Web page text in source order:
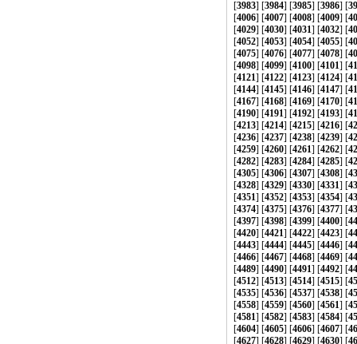
[3983] [3984] [3985] [3986] [
[4006] [4007] [4008] [4009] [
[4029] [4030] [4031] [4032] [
[4052] [4053] [4054] [4055] [
[4075] [4076] [4077] [4078] [
[4098] [4099] [4100] [4101] [
[4121] [4122] [4123] [4124] [
[4144] [4145] [4146] [4147] [
[4167] [4168] [4169] [4170] [
[4190] [4191] [4192] [4193] [
[4213] [4214] [4215] [4216] [
[4236] [4237] [4238] [4239] [
[4259] [4260] [4261] [4262] [
[4282] [4283] [4284] [4285] [
[4305] [4306] [4307] [4308] [
[4328] [4329] [4330] [4331] [
[4351] [4352] [4353] [4354] [
[4374] [4375] [4376] [4377] [
[4397] [4398] [4399] [4400] [
[4420] [4421] [4422] [4423] [
[4443] [4444] [4445] [4446] [
[4466] [4467] [4468] [4469] [
[4489] [4490] [4491] [4492] [
[4512] [4513] [4514] [4515] [
[4535] [4536] [4537] [4538] [
[4558] [4559] [4560] [4561] [
[4581] [4582] [4583] [4584] [
[4604] [4605] [4606] [4607] [
[4627] [4628] [4629] [4630] [